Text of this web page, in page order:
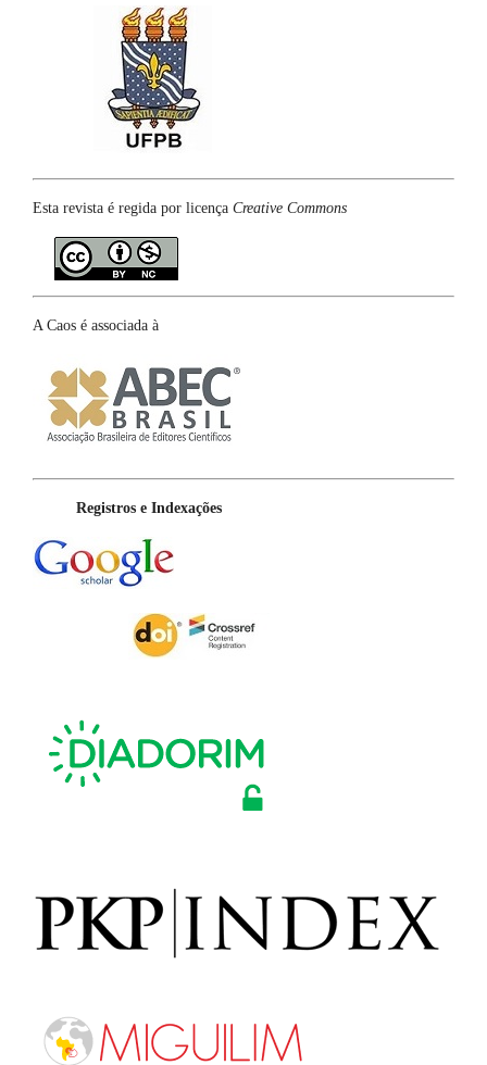
Esta revista é regida por licença Creative Commons
A Caos é associada à
Registros e Indexações